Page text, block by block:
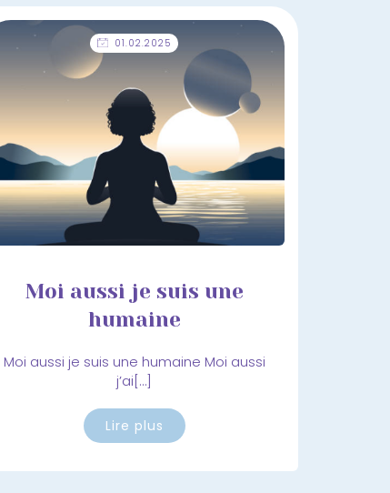
01.02.2025
Moi aussi je suis une
humaine
Moi aussi je suis une humaine Moi aussi
j’ai[…]
Lire plus